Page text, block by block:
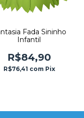
Fada Sininho
Infantil
R$84,90
R$76,41 com Pix